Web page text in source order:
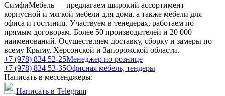
СимфиМебель — предлагаем широкий ассортимент
корпусной и мягкой мебели для дома, а также мебели для
офиса и гостиниц. Участвуем в тенедерах, работаем по
прямым договорам. Более 50 производителей и 20 000
наименований. Осуществляем доставку, сборку и замеры по
всему Крыму, Херсонской и Запорожской области.
+7 (978) 834 52-25Менеджер по рознице
+7 (978) 834 53-35Офисная мебель, тендеры
Написать в мессенджеры:
Написать в Telegram